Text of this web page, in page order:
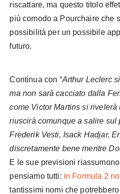
riscattare, ma questo titolo
più comodo a Pourchaire che
possibilità per un possibile
futuro.
Continua con “Arthur Leclerc
ma non sarà cacciato dalla
come Victor Martins si
riuscirà comunque a salire sul
Frederik Vesti, Isack Hadjar,
discretamente bene mentre
E le sue previsioni
pensiamo tutti: in Formula 2
tantissimi nomi che